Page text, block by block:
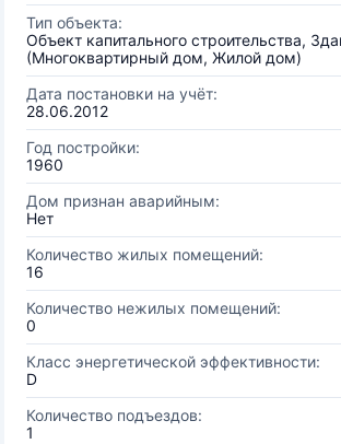
Тип объекта:
Объект капитального строительства,
(Многоквартирный дом, Жилой дом)
Дата постановки на учёт:
28.06.2012
Год постройки:
1960
Дом признан аварийным:
Нет
Количество жилых помещений:
16
Количество нежилых помещений:
0
Класс энергетической эффективности:
D
Количество подъездов:
1